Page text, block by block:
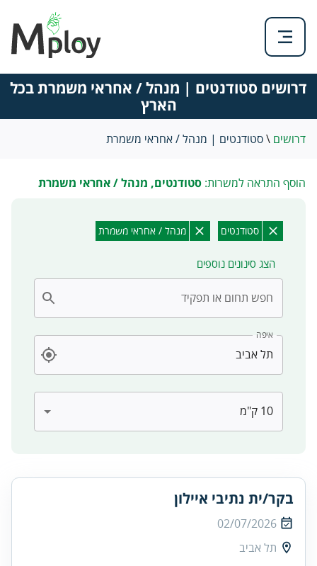
דרושים סטודנטים | מנהל / אחראי משמרת בכל
הארץ
דרושים \סטודנטים | מנהל / אחראי משמרת
הוסף התראה למשרות: סטודנטים, מנהל / אחראי משמרת
סטודנטים מנהל / אחראי משמרת
הצג סינונים נוספים
חפש תחום או תפקיד
איפה
בקר/ית נתיבי איילון
02/07/2026
תל אביב